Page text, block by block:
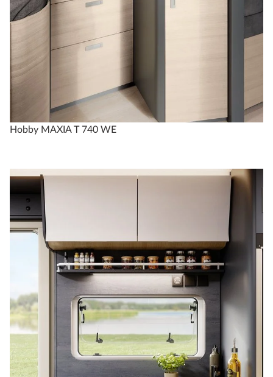
Hobby MAXIA T 740 WE